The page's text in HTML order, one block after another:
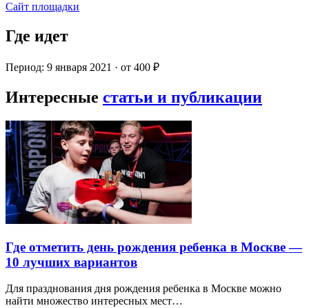
Сайт площадки
Где идет
Период: 9 января 2021 · от 400 ₽
Интересные статьи и публикации
Где отметить день рождения ребенка в Москве —
10 лучших вариантов
Для празднования дня рождения ребенка в Москве можно
найти множество интересных мест…